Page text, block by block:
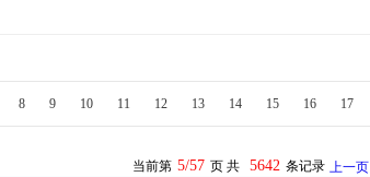
8 9 10 11 12 13 14 15 16 17
当前第 5/57 页 共 5642 条记录 上一页